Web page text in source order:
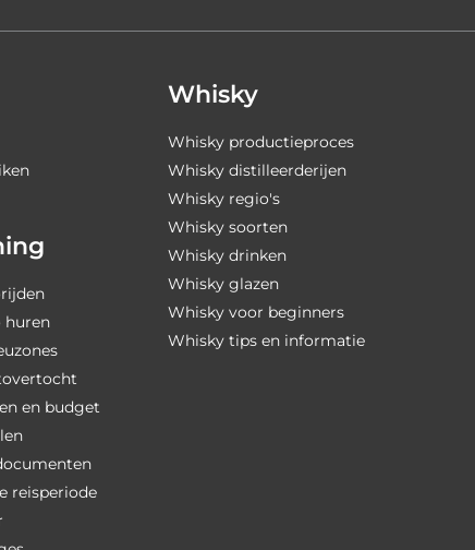
huren
en budget
reisperiode
Whisky
Whisky productieproces
Whisky distilleerderijen
Whisky regio's
Whisky soorten
Whisky drinken
Whisky glazen
Whisky voor beginners
Whisky tips en informatie